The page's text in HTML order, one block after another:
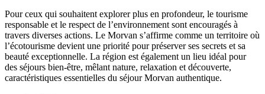
Pour ceux qui souhaitent explorer plus en profondeur, le tourisme
responsable et le respect de l’environnement sont encouragés à
travers diverses actions. Le Morvan s’affirme comme un territoire où
l’écotourisme devient une priorité pour préserver ses secrets et sa
beauté exceptionnelle. La région est également un lieu idéal pour
des séjours bien-être, mêlant nature, relaxation et découverte,
caractéristiques essentielles du séjour Morvan authentique.